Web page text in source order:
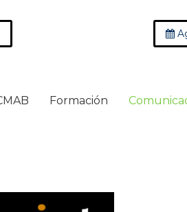
Formación